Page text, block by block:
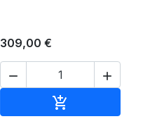
309,00 €
 
